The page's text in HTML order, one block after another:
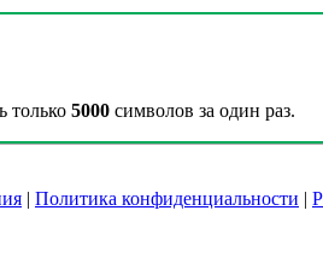
только 5000 символов за один раз.
| Политика конфиденциальности |